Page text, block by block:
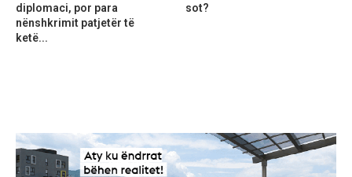
diplomaci, por para
nënshkrimit patjetër të
ketë...
sot?